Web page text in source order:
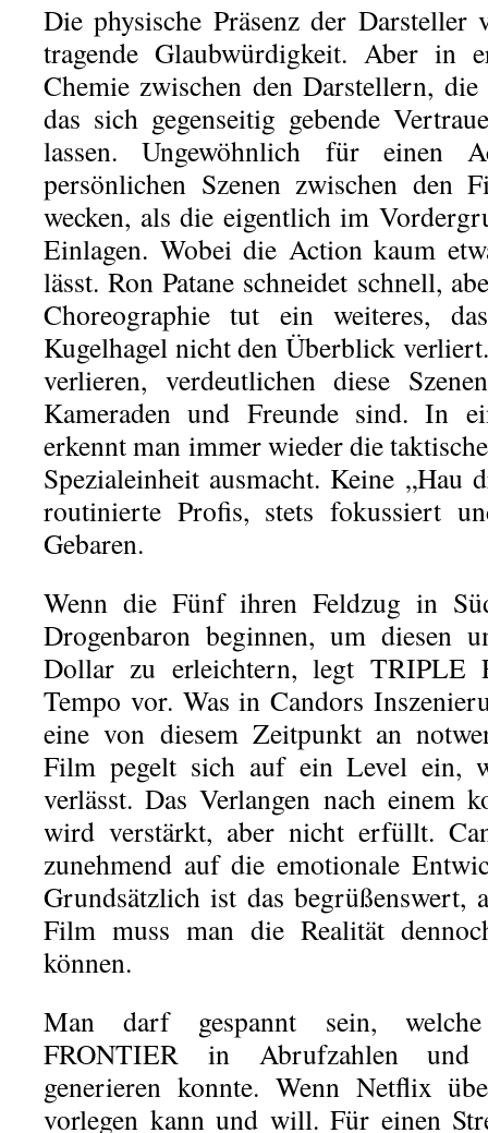
Die physische Präsenz der
tragende Glaubwürdigkeit. Aber in
Chemie zwischen den Darstellern,
das sich gegenseitig gebende
lassen. Ungewöhnlich für einen
persönlichen Szenen zwischen den
wecken, als die eigentlich im
Einlagen. Wobei die Action kaum
lässt. Ron Patane schneidet schnell,
Choreographie tut ein weiteres,
Kugelhagel nicht den Überblick
verlieren, verdeutlichen diese
Kameraden und Freunde sind. In
erkennt man immer wieder die
Spezialeinheit ausmacht. Keine „Hau
routinierte Profis, stets fokussiert
Gebaren.
Wenn die Fünf ihren Feldzug in
Drogenbaron beginnen, um diesen
Dollar zu erleichtern, legt TRIPLE
Tempo vor. Was in Candors
eine von diesem Zeitpunkt an
Film pegelt sich auf ein Level ein,
verlässt. Das Verlangen nach einem
wird verstärkt, aber nicht erfüllt.
zunehmend auf die emotionale
Grundsätzlich ist das begrüßenswert,
Film muss man die Realität
können.
Man darf gespannt sein,
FRONTIER in Abrufzahlen und
generieren konnte. Wenn Netflix
vorlegen kann und will. Für einen